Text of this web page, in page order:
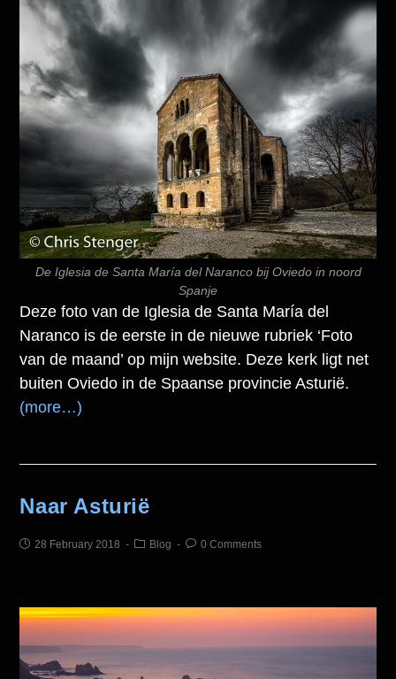
De Iglesia de Santa María del Naranco bij Oviedo in noord
Spanje
Deze foto van de Iglesia de Santa María del
Naranco is de eerste in de nieuwe rubriek ‘Foto
van de maand’ op mijn website. Deze kerk ligt net
buiten Oviedo in de Spaanse provincie Asturië.
(more…)
Naar Asturië
28 February 2018 Blog 0 Comments